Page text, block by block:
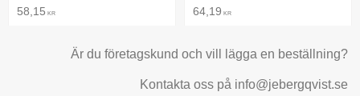
58,15 KR 64,19 KR
Är du företagskund och vill lägga en beställning?
Kontakta oss på info@jebergqvist.se